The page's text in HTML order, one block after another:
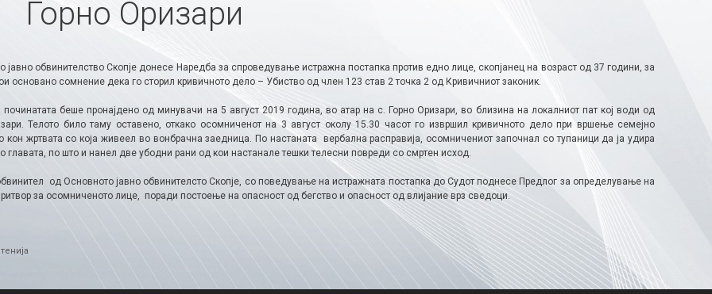
Горно Оризари
јавно обвинителство Скопје донесе Наредба за спроведување истражна постапка против едно лице, скопјанец на возраст од 37 години, за
основано сомнение дека го сторил кривичното дело – Убиство од член 123 став 2 точка 2 од Кривичниот законик.
починатата беше пронајдено од минувачи на 5 август 2019 година, во атар на с. Горно Оризари, во близина на локалниот пат кој води од
Телото било таму оставено, откако осомниченот на 3 август околу 15.30 часот го извршил кривичното дело при вршење семејно
кон жртвата со која живеел во вонбрачна заедница. По настаната вербална расправија, осомничениот започнал со тупаници да ја удира
главата, по што и нанел две убодни рани од кои настанале тешки телесни повреди со смртен исход.
од Основното јавно обвинителсто Скопје, со поведување на истражната постапка до Судот поднесе Предлог за определување на
за осомниченото лице, поради постоење на опасност од бегство и опасност од влијание врз сведоци.